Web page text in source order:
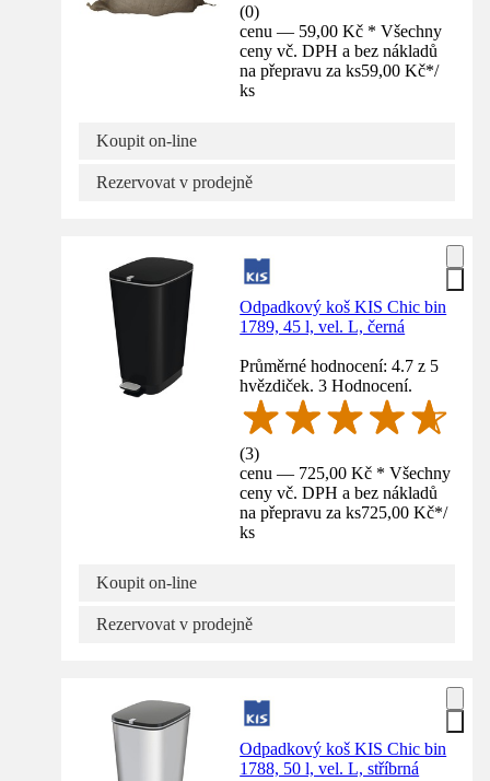
(0)
cenu — 59,00 Kč * Všechny
ceny vč. DPH a bez nákladů
na přepravu za ks59,00 Kč*/
ks
Koupit on-line
Rezervovat v prodejně
Odpadkový koš KIS Chic bin
1789, 45 l, vel. L, černá
Průměrné hodnocení: 4.7 z 5
hvězdiček. 3 Hodnocení.
(3)
cenu — 725,00 Kč * Všechny
ceny vč. DPH a bez nákladů
na přepravu za ks725,00 Kč*/
ks
Koupit on-line
Rezervovat v prodejně
Odpadkový koš KIS Chic bin
1788, 50 l, vel. L, stříbrná